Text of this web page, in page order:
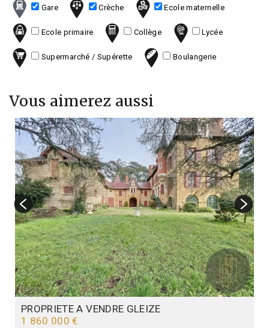
Gare Crèche Ecole maternelle
Ecole primaire Collège Lycée
Supermarché / Supérette Boulangerie
Vous aimerez aussi
PROPRIETE A VENDRE GLEIZE
1 860 000 €